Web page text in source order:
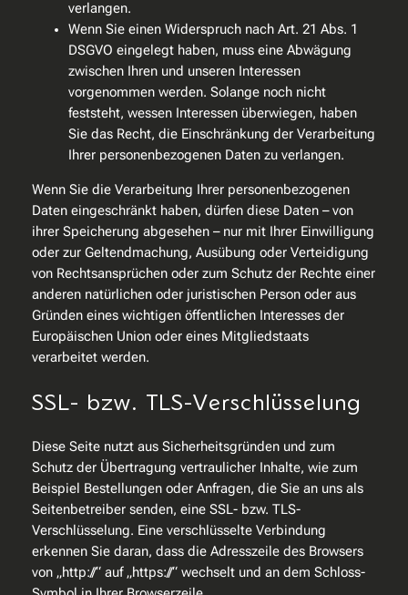
verlangen.
Wenn Sie einen Widerspruch nach Art. 21 Abs. 1
DSGVO eingelegt haben, muss eine Abwägung
zwischen Ihren und unseren Interessen
vorgenommen werden. Solange noch nicht
feststeht, wessen Interessen überwiegen, haben
Sie das Recht, die Einschränkung der Verarbeitung
Ihrer personenbezogenen Daten zu verlangen.
Wenn Sie die Verarbeitung Ihrer personenbezogenen
Daten eingeschränkt haben, dürfen diese Daten – von
ihrer Speicherung abgesehen – nur mit Ihrer Einwilligung
oder zur Geltendmachung, Ausübung oder Verteidigung
von Rechtsansprüchen oder zum Schutz der Rechte einer
anderen natürlichen oder juristischen Person oder aus
Gründen eines wichtigen öffentlichen Interesses der
Europäischen Union oder eines Mitgliedstaats
verarbeitet werden.
SSL- bzw. TLS-Verschlüsselung
Diese Seite nutzt aus Sicherheitsgründen und zum
Schutz der Übertragung vertraulicher Inhalte, wie zum
Beispiel Bestellungen oder Anfragen, die Sie an uns als
Seitenbetreiber senden, eine SSL- bzw. TLS-
Verschlüsselung. Eine verschlüsselte Verbindung
erkennen Sie daran, dass die Adresszeile des Browsers
von „http://“ auf „https://“ wechselt und an dem Schloss-